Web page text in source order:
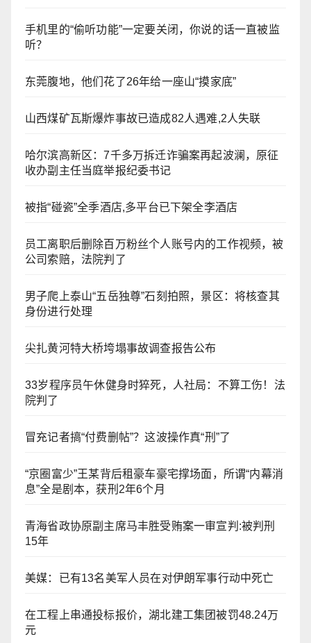
手机里的“偷听功能”一定要关闭，你说的话一直被监
听？
东莞腹地，他们花了26年给一座山“摸家底”
山西煤矿瓦斯爆炸事故已造成82人遇难,2人失联
哈尔滨高新区：7千多万拆迁诈骗案再起波澜，原征
收办副主任当庭举报纪委书记
被指“碰瓷”全季酒店,多平台已下架全李酒店
员工离职后删除百万粉丝个人账号内的工作视频，被
公司索赔，法院判了
男子爬上泰山“五岳独尊”石刻拍照，景区：将核查其
身份进行处理
尖扎黄河特大桥垮塌事故调查报告公布
33岁程序员午休健身时猝死，人社局：不算工伤！法
院判了
冒充记者搞“付费删帖”？这波操作真“刑”了
“京圈富少”王某背后租豪车豪宅撑场面，所谓“内幕消
息”全是剧本，获刑2年6个月
青海省政协原副主席马丰胜受贿案一审宣判:被判刑
15年
美媒：已有13名美军人员在对伊朗军事行动中死亡
在工程上串通投标报价，湖北建工集团被罚48.24万
元